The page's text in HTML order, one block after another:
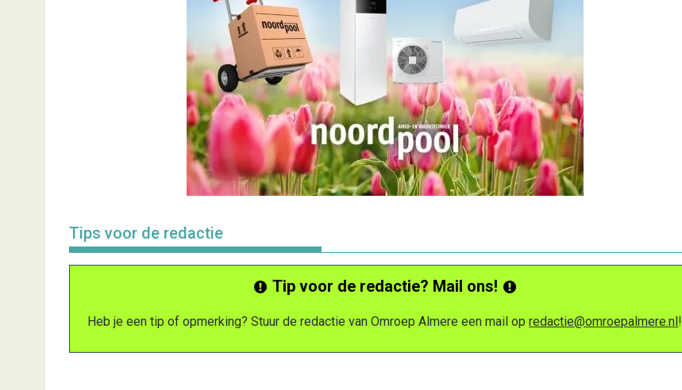
Tips voor de redactie
Tip voor de redactie? Mail ons!
Heb je een tip of opmerking? Stuur de redactie van Omroep Almere een mail opredactie@omroepalmere.nl!